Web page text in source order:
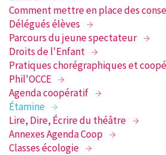
CONTACT
Comment mettre en place des
Délégués élèves
Parcours du jeune spectateur
Droits de l'Enfant
Pratiques chorégraphiques et
Phil'OCCE
Agenda coopératif
Étamine
Lire, Dire, Écrire du théâtre
Annexes Agenda Coop
Classes écologie